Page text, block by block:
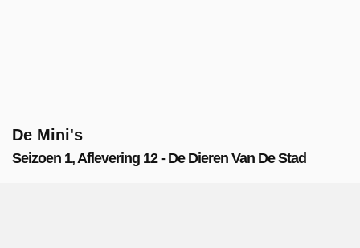
De Mini's
Seizoen 1, Aflevering 12 - De Dieren Van De Stad